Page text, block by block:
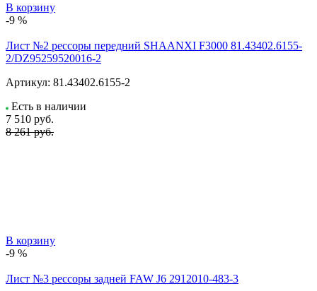
В корзину
-9 %
Лист №2 рессоры передний SHAANXI F3000 81.43402.6155-
2/DZ95259520016-2
Артикул: 81.43402.6155-2
Есть в наличии
7 510 руб.
8 261 руб.
В корзину
-9 %
Лист №3 рессоры задней FAW J6 2912010-483-3